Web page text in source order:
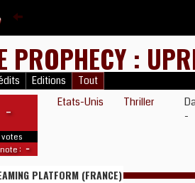
PROPHECY :
Editions Tout
-
votes
: -
Etats-Unis Thriller
-
PLATFORM (FRANCE)